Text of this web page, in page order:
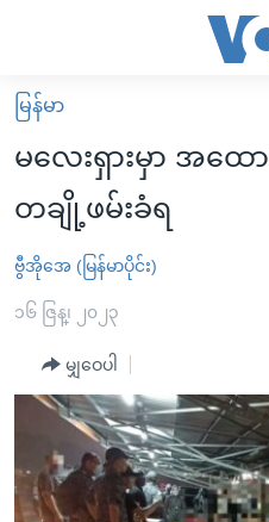
လွယ်ကူ
စေ
များ
ပင်မ
ကျော်
ရန်
ပင်မ
မူလစာမျက်နှာ
မြန်မာ
ကမ္ဘာ့သတင်းများ
နိုင်ငံတကာ
အမေရိကန်
အစ္စရေး-ပါလက်စတိုင်း
ဗွီဒီယို
သတင်းလွတ်လပ်ခွင့်
အင်္ဂလိပ်စာလေ့လာမယ်
အမေရိကန်သုံးအီဒီယံ
မကြေးမုံရဲ့ အင်္ဂလိပ်စာ
ရုပ်ရှင်ထဲက အင်္ဂလိပ်စာ
အပတ်စဉ်ကဏ္ဍများ
ရေဒီယို
တီဗွီ
ရေဒီယိုနှင့်ရုပ်သံ အချက်အလက်
ရေဒီယို/တီဗွီအစီအစဉ်
မြန်မာ
မလေးရှားမှာ အထေ
တချို့ဖမ်းခံရ
ဗွီအိုအေ (မြန်မာပိုင်း)
၁၆ ဇြန္၊ ၂၀၂၃
မျှဝေပါ